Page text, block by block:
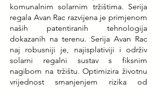
komunalnim solarnim tržištima. Serija
regala Avan Rac razvijena je primjenom
naših patentiranih tehnologija
dokazanih na terenu. Serija Avan Rac
naj robusniji je, najisplativiji i održiv
solarni regalni sustav s fiksnim
nagibom na tržištu. Optimizira životnu
vrijednost smanjenjem rizika od